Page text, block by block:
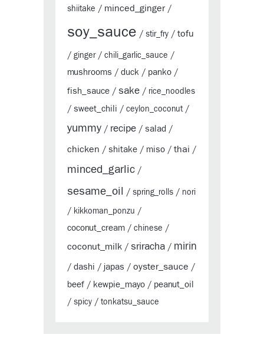
shiitake / minced_ginger/
soy_sauce / stir_fry / tofu
/ ginger/ chili_garlic_sauce /
mushrooms / duck / panko /
fish_sauce / sake / rice_noodles
/ sweet_chili / ceylon_coconut /
yummy / recipe / salad /
chicken / shitake / miso / thai /
minced_garlic /
sesame_oil / spring_rolls / nori
/ kikkoman_ponzu /
coconut_cream / chinese /
coconut_milk / sriracha / mirin
/ dashi / japas / oyster_sauce /
beef / kewpie_mayo / peanut_oil
/ spicy / tonkatsu_sauce